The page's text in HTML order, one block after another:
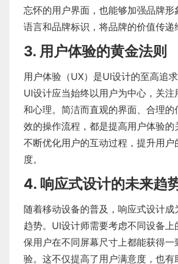
忘怀的用户界面，也能够加强品牌形
语言和品牌标识，将品牌的价值传递
3. 用户体验的黄金法则
用户体验（UX）是UI设计的至高追
UI设计应当始终以用户为中心，关
和心理。简洁而直观的界面、合理的
效的操作流程，都是提高用户体验的
不断优化用户的互动过程，提升用户
度。
4. 响应式设计的未来趋
随着移动设备的普及，响应式设计成
趋势。UI设计师需要考虑不同设备上
保用户在不同屏幕尺寸上都能获得一
验。这不仅提高了用户满意度，也有